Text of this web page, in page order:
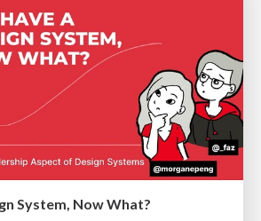
System, Now What?